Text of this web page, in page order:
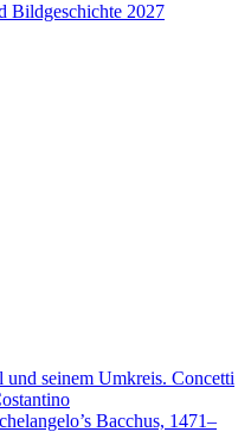
Bildgeschichte 2027
seinem Umkreis. Concetti
Bacchus, 1471–